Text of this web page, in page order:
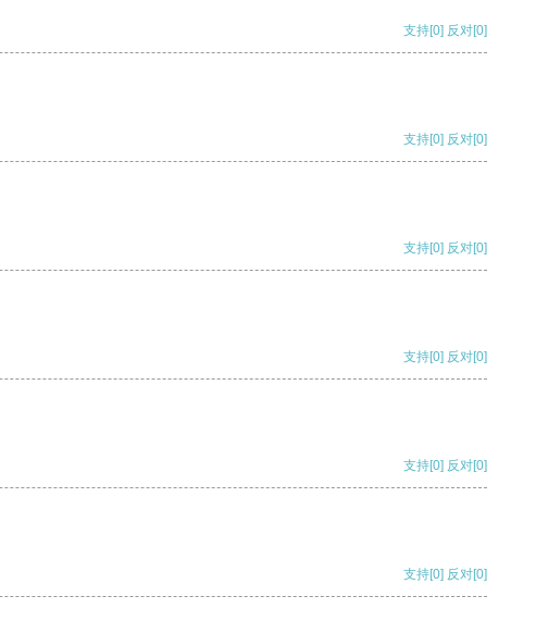
支持[0] 反对[0]
支持[0] 反对[0]
支持[0] 反对[0]
支持[0] 反对[0]
支持[0] 反对[0]
支持[0] 反对[0]